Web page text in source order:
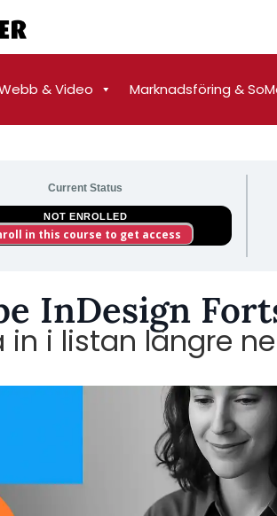
& Video Marknadsföring &
Current Status
NOT ENROLLED
in this course to get access
InDesign
in i listan längre